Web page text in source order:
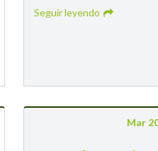
Seguir leyendo
Mar